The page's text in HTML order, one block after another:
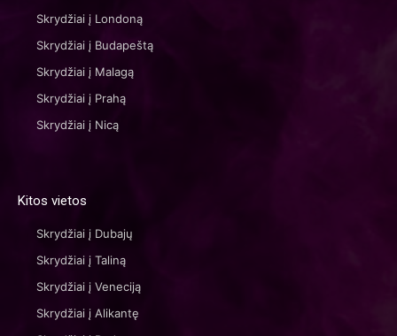
Skrydžiai į Londoną
Skrydžiai į Budapeštą
Skrydžiai į Malagą
Skrydžiai į Prahą
Skrydžiai į Nicą
Kitos vietos
Skrydžiai į Dubajų
Skrydžiai į Taliną
Skrydžiai į Veneciją
Skrydžiai į Alikantę